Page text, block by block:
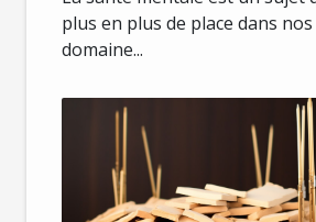
avocats parisiens
plus en plus de place dans
domaine...